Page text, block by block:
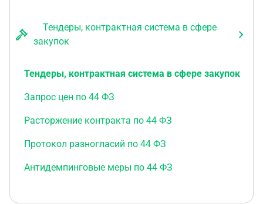
Тендеры, контрактная система в сфере
закупок
Тендеры, контрактная система в сфере закупок
Запрос цен по 44 ФЗ
Расторжение контракта по 44 ФЗ
Протокол разногласий по 44 ФЗ
Антидемпинговые меры по 44 ФЗ